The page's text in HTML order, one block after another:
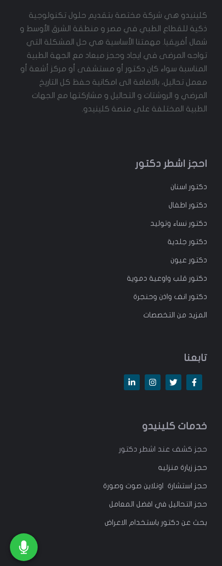
كلينيدو هي شركة مختصة بتقديم حلول تكنولوجية
ذكية للقطاع الطبي في مصر و منطقة الشرق الأوسط و
شمال أفريقيا. مهمتنا الأساسية هي حل المشكلة التي
تواجه المرضى في ايجاد وحجز ميعاد مع الجهة الطبية
المناسبة سواء كان دكتور أو مستشفى أو مركز أشعة أو
معمل تحاليل، بالاضافة الى امكانية حفظ كل التاريخ
المرضي و الروشتات و التحاليل و مشاركتها مع الجهات
الطبية المختلفة على منصة كلينيدو.
احجز اشطر دكتور
دكتور اسنان
دكتور اطفال
دكتور نساء وتوليد
دكتور جلدية
دكتور عيون
دكتور قلب واوعية دموية
دكتور انف واذن وحنجرة
المزيد من التخصصات
تابعنا
خدمات كلينيدو
حجز كشف عند اشطر دكتور
حجز زيارة منزليه
حجز استشارة اونلاين صوت وصورة
حجز التحاليل في افضل المعامل
بحث عن دكتور باستخدام الاعراض